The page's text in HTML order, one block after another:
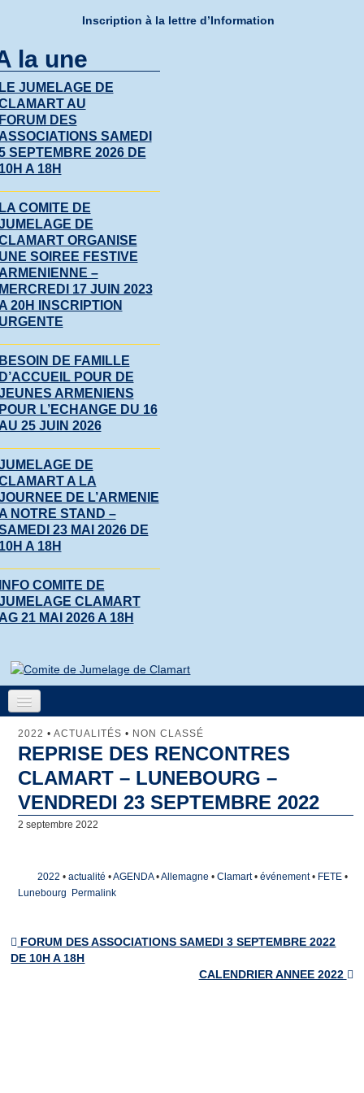
Inscription à la lettre d’Information
la une
JUMELAGE DE
AU
DES
SAMEDI
SEPTEMBRE 2026 DE
A 18H
COMITE DE
DE
ORGANISE
SOIREE FESTIVE
–
17 JUIN 2023
20H INSCRIPTION
DE FAMILLE
POUR DE
ARMENIENS
L’ECHANGE DU 16
25 JUIN 2026
DE
A LA
DE L’ARMENIE
NOTRE STAND –
23 MAI 2026 DE
A 18H
COMITE DE
CLAMART
21 MAI 2026 A 18H
Accueil
Jumelage
Clamart
Lunebourg
Majadahonda
Penamacor
2022 • ACTUALITÉS • NON CLASSÉ
REPRISE DES RENCONTRES
CLAMART – LUNEBOURG –
VENDREDI 23 SEPTEMBRE 2022
2 septembre 2022
2022 • actualité •AGENDA•Allemagne • Clamart• événement• FETE•
Lunebourg
Permalink
Post navigation
FORUM DES ASSOCIATIONS SAMEDI 3 SEPTEMBRE 2022
DE 10H A 18H
CALENDRIER ANNEE 2022